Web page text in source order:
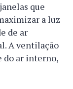
que
a luz
de ar
A ventilação
do ar interno,